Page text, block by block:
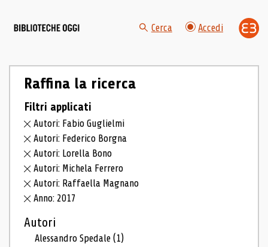
Cerca Accedi
Raffina la ricerca
Filtri applicati
Autori: Fabio Guglielmi
Autori: Federico Borgna
Autori: Lorella Bono
Autori: Michela Ferrero
Autori: Raffaella Magnano
Anno: 2017
Autori
Alessandro Spedale(1)